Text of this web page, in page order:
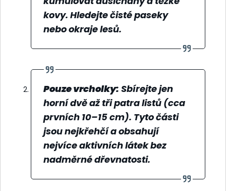
kovy. Hledejte čisté paseky
nebo okraje lesů.
Pouze vrcholky: Sbírejte jen
horní dvě až tři patra listů (cca
prvních 10–15 cm). Tyto části
jsou nejkřehčí a obsahují
nejvíce aktivních látek bez
nadměrné dřevnatosti.